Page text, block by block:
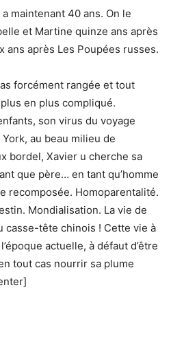
maintenant 40 ans. On le
et Martine quinze ans après
ans après Les Poupées russes.
forcément rangée et tout
en plus compliqué.
son virus du voyage
au beau milieu de
bordel, Xavier u cherche sa
que père… en tant qu’homme
recomposée. Homoparentalité.
Mondialisation. La vie de
casse-tête chinois ! Cette vie à
actuelle, à défaut d’être
tout cas nourrir sa plume